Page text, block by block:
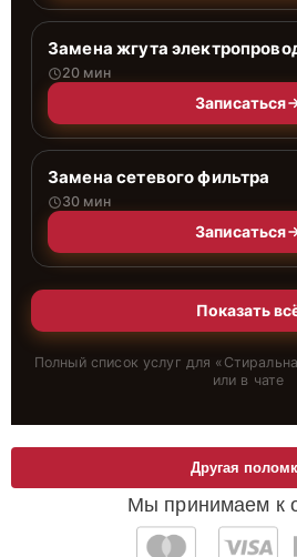
Замена жгута
20 мин
Записаться
Замена сетевого фильтра
30 мин
Записаться
Показать
Полный список услуг для «
или в чате
Мы принимаем к
Другая